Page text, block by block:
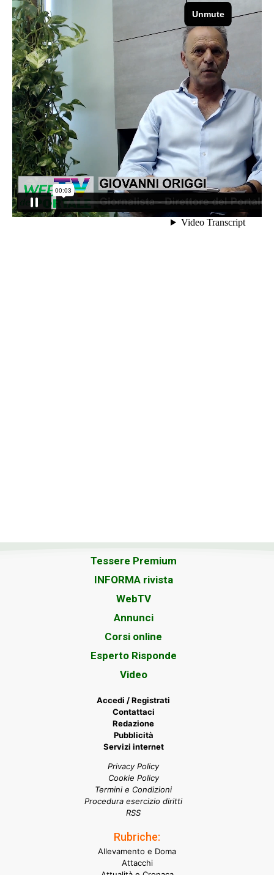
Tessere Premium
INFORMA rivista
WebTV
Annunci
Corsi online
Esperto Risponde
Video
Accedi / Registrati
Contattaci
Redazione
Pubblicità
Servizi internet
Privacy Policy
Cookie Policy
Termini e Condizioni
Procedura esercizio diritti
RSS
Rubriche:
Allevamento e Doma
Attacchi